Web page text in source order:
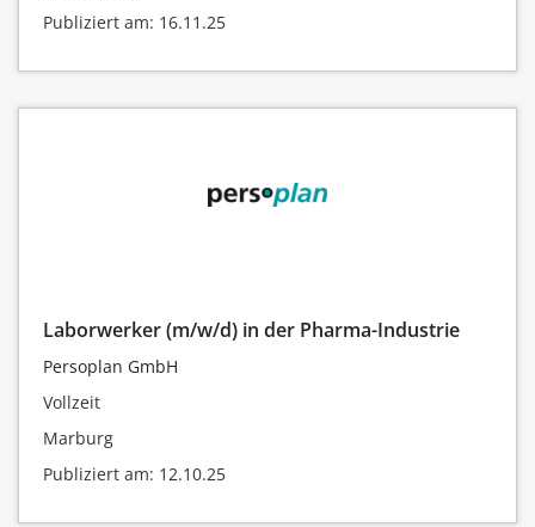
Publiziert am: 16.11.25
Laborwerker (m/w/d) in der Pharma-Industrie
Persoplan GmbH
Vollzeit
Marburg
Publiziert am: 12.10.25